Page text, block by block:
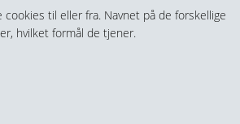
til eller fra. Navnet på de forskellige
hvilket formål de tjener.
& TILBEHØR